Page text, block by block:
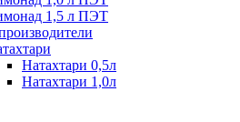
1,5 л ПЭТ
Натахтари 0,5л
Натахтари 1,0л